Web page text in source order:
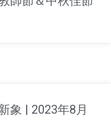
象 | 2023年8月